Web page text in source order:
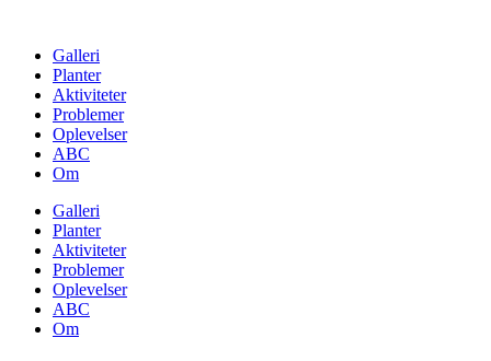
contentGalleri
Planter
Aktiviteter
Problemer
Oplevelser
ABC
Om
Galleri
Planter
Aktiviteter
Problemer
Oplevelser
ABC
Om